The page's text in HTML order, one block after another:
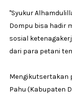
"Syukur
Dompu bisa hadir
sosial
dari para petani
Mengikutsertakan
Pahu (Kabupaten